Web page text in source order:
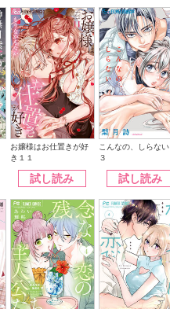
お嬢様はお仕置きが好
き１１
試し読み
こんなの、しらない
３
試し読み